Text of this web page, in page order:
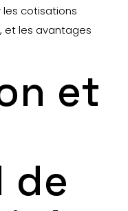
cotisations
et les avantages
et
de